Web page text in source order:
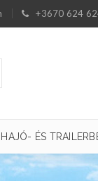
+3670 624
HAJÓ- ÉS